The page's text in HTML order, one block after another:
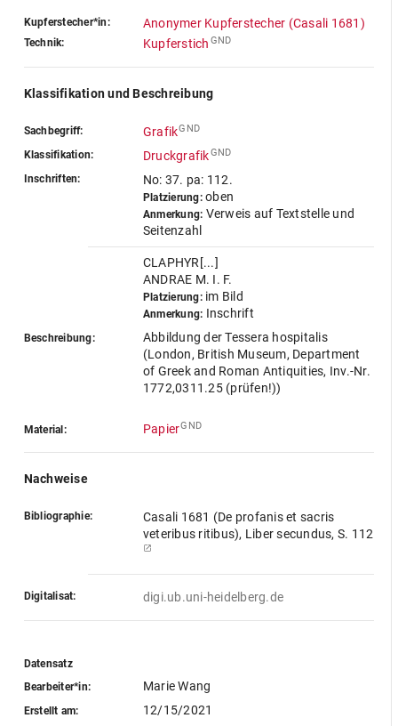
Kupferstecher*in: Anonymer Kupferstecher (Casali 1681)
Technik: Kupferstich GND
Klassifikation und Beschreibung
Sachbegriff: GrafikGND
Klassifikation: DruckgrafikGND
Inschriften: No: 37. pa: 112.
Platzierung:oben
Anmerkung: Verweis auf Textstelle und
Seitenzahl
CLAPHYR[...]
ANDRAE M. I. F.
Platzierung:im Bild
Anmerkung: Inschrift
Beschreibung:
Abbildung der Tessera hospitalis
(London, British Museum, Department
of Greek and Roman Antiquities, Inv.-Nr.
1772,0311.25 (prüfen!))
Material: PapierGND
Nachweise
Bibliographie:
Casali 1681 (De profanis et sacris
veteribus ritibus), Liber secundus, S. 112
Digitalisat: digi.ub.uni-heidelberg.de
Datensatz
Bearbeiter*in:
Marie Wang
Erstellt am: 12/15/2021